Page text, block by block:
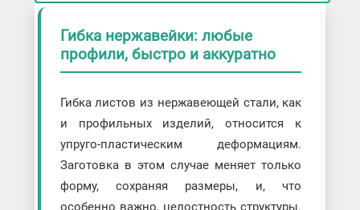
Гибка нержавейки: любые
профили, быстро и аккуратно
Гибка листов из нержавеющей стали, как
и профильных изделий, относится к
упруго-пластическим деформациям.
Заготовка в этом случае меняет только
форму, сохраняя размеры, и, что
особенно важно, целостность структуры.